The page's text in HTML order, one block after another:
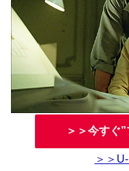
＞＞今すぐ
＞＞